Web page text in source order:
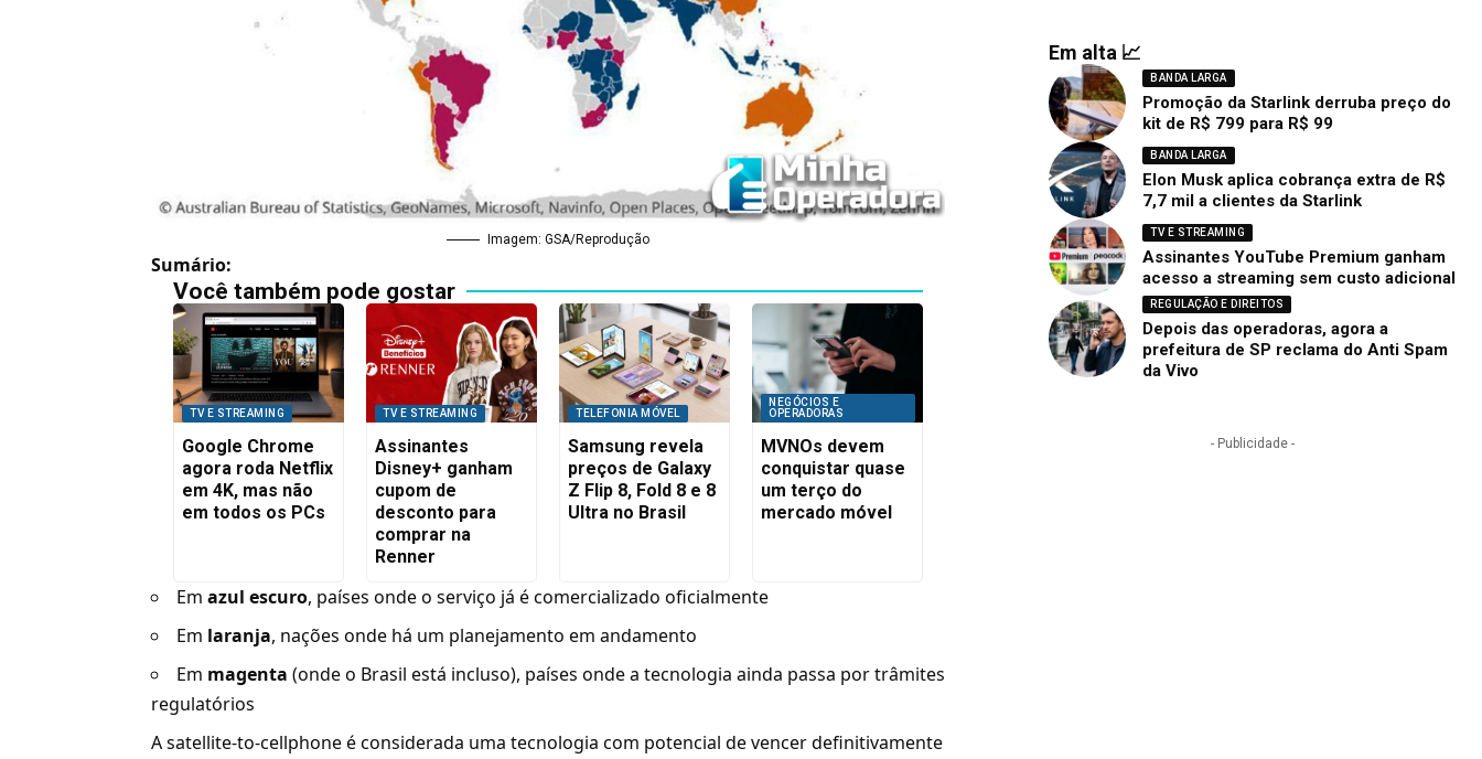
Imagem: GSA/Reprodução
Sumário:
Você também pode gostar
TV E STREAMING
Google Chrome
agora roda Netflix
em 4K, mas não
em todos os PCs
TV E STREAMING
Assinantes
Disney+ ganham
cupom de
desconto para
comprar na
Renner
TELEFONIA MÓVEL
Samsung revela
preços de Galaxy
Z Flip 8, Fold 8 e 8
Ultra no Brasil
NEGÓCIOS E
OPERADORAS
MVNOs devem
conquistar quase
um terço do
mercado móvel
Emazul escuro, países onde o serviço já é comercializado oficialmente
Em laranja, nações onde há um planejamento em andamento
Em magenta (onde o Brasil está incluso), países onde a tecnologia ainda passa por trâmites
regulatórios
A satellite-to-cellphone é considerada uma tecnologia com potencial de vencer definitivamente
Em alta 📈
BANDA LARGA
Promoção da Starlink derruba preço do
kit de R$ 799 para R$ 99
BANDA LARGA
Elon Musk aplica cobrança extra de R$
7,7 mil a clientes da Starlink
TV E STREAMING
Assinantes YouTube Premium ganham
acesso a streaming sem custo adicional
REGULAÇÃO E DIREITOS
Depois das operadoras, agora a
prefeitura de SP reclama do Anti Spam
da Vivo
- Publicidade -